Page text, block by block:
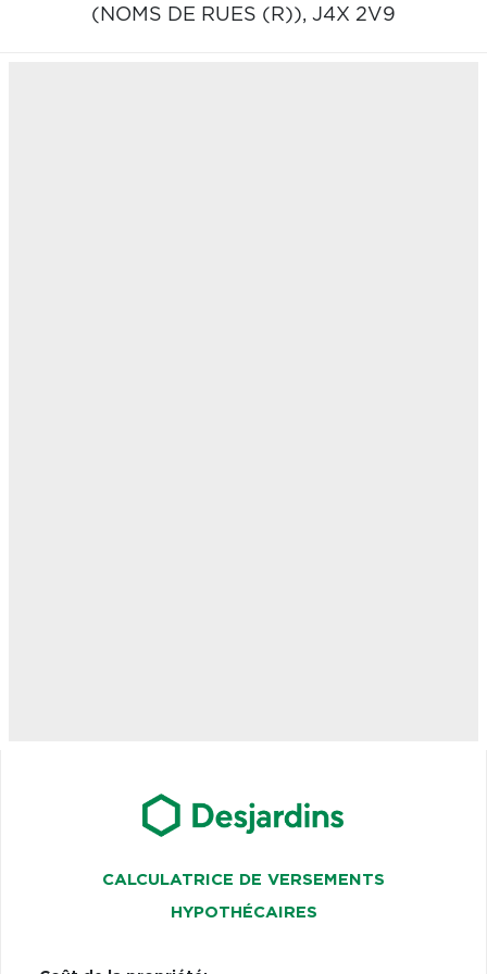
(NOMS DE RUES (R)), J4X 2V9
CALCULATRICE DE VERSEMENTS
HYPOTHÉCAIRES